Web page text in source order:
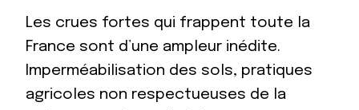
Les crues fortes qui frappent toute la
France sont d’une ampleur inédite.
Imperméabilisation des sols, pratiques
agricoles non respectueuses de la